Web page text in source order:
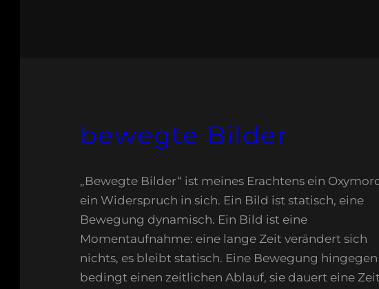
bewegte Bilder
„Bewegte Bilder“ ist meines Erachtens ein
ein Widerspruch in sich. Ein Bild ist statisch, eine
Bewegung dynamisch. Ein Bild ist eine
Momentaufnahme: eine lange Zeit verändert sich
nichts, es bleibt statisch. Eine Bewegung hingegen
bedingt einen zeitlichen Ablauf, sie dauert eine Zeit